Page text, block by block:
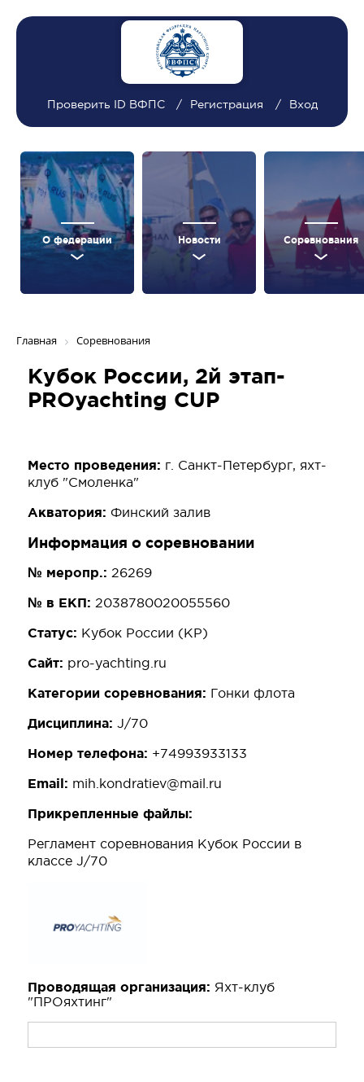
Проверить ID ВФПС Регистрация Вход
О федерации Новости Соревнования
Главная Соревнования
Кубок России, 2й этап-
PROyachting CUP
Место проведения: г. Санкт-Петербург, яхт-
клуб "Смоленка"
Акватория: Финский залив
Информация о соревновании
№ меропр.: 26269
№ в ЕКП: 2038780020055560
Статус: Кубок России (КР)
Сайт: pro-yachting.ru
Категории соревнования: Гонки флота
Дисциплина: J/70
Номер телефона: +74993933133
Email: mih.kondratiev@mail.ru
Прикрепленные файлы:
Регламент соревнования Кубок России в
классе J/70
Проводящая организация: Яхт-клуб
"ПРОяхтинг"